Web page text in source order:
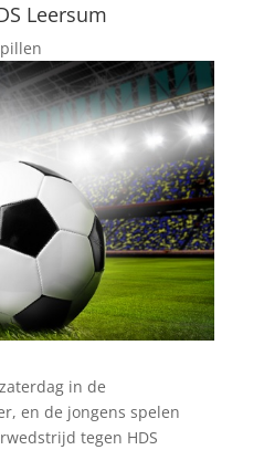
Leersum
in de
en de jongens spelen
tegen HDS